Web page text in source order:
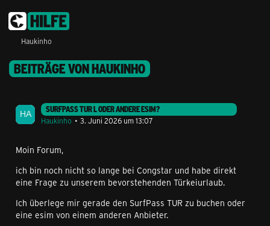
Haukinho
BEITRÄGE VON HAUKINHO
SURFPASS TUR L ODER ANDERE ESIM?
Haukinho
3. Juni 2026 um 13:07
Moin Forum,
ich bin noch nicht so lange bei Congstar und habe direkt
eine Frage zu unserem bevorstehenden Türkeiurlaub.
Ich überlege mir gerade den SurfPass TUR zu buchen oder
eine esim von einem anderen Anbieter.